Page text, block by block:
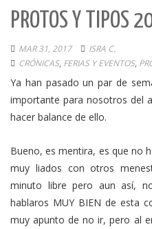
PROTOS Y TIPOS
MAR 31, 2017
ISRA C.
CRÓNICAS, FERIAS Y EVENTOS,
Ya han pasado un par de
importante para nosotros del
hacer balance de ello.
Bueno, es mentira, es que no
muy liados con otros
minuto libre pero aun así,
hablaros MUY BIEN de esta
muy apunto de no ir, pero al